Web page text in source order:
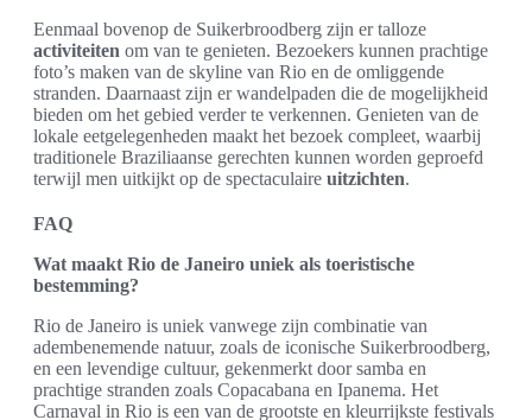
Eenmaal bovenop de Suikerbroodberg zijn er talloze
activiteiten om van te genieten. Bezoekers kunnen prachtige
foto’s maken van de skyline van Rio en de omliggende
stranden. Daarnaast zijn er wandelpaden die de mogelijkheid
bieden om het gebied verder te verkennen. Genieten van de
lokale eetgelegenheden maakt het bezoek compleet, waarbij
traditionele Braziliaanse gerechten kunnen worden geproefd
terwijl men uitkijkt op de spectaculaire uitzichten.
FAQ
Wat maakt Rio de Janeiro uniek als toeristische
bestemming?
Rio de Janeiro is uniek vanwege zijn combinatie van
adembenemende natuur, zoals de iconische Suikerbroodberg,
en een levendige cultuur, gekenmerkt door samba en
prachtige stranden zoals Copacabana en Ipanema. Het
Carnaval in Rio is een van de grootste en kleurrijkste festivals